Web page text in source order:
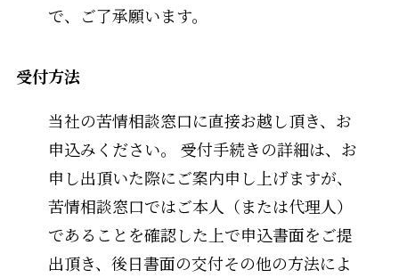
で、ご了承願います。
受付方法
当社の苦情相談窓口に直接お越し頂き、お
申込みください。 受付手続きの詳細は、お
申し出頂いた際にご案内申し上げますが、
苦情相談窓口ではご本人（または代理人）
であることを確認した上で申込書面をご提
出頂き、後日書面の交付その他の方法によ